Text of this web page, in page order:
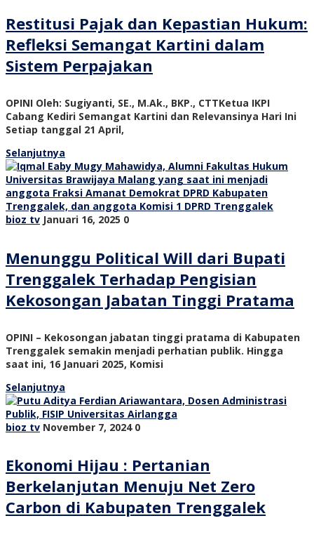
Restitusi Pajak dan Kepastian Hukum:
Refleksi Semangat Kartini dalam
Sistem Perpajakan
OPINI Oleh: Sugiyanti, SE., M.Ak., BKP., CTTKetua IKPI
Cabang Kediri Semangat Kartini dan Relevansinya Hari Ini
Setiap tanggal 21 April,
Selanjutnya
bioz tv Januari 16, 2025 0
Menunggu Political Will dari Bupati
Trenggalek Terhadap Pengisian
Kekosongan Jabatan Tinggi Pratama
OPINI – Kekosongan jabatan tinggi pratama di Kabupaten
Trenggalek semakin menjadi perhatian publik. Hingga
saat ini, 16 Januari 2025, Komisi
Selanjutnya
bioz tv November 7, 2024 0
Ekonomi Hijau : Pertanian
Berkelanjutan Menuju Net Zero
Carbon di Kabupaten Trenggalek